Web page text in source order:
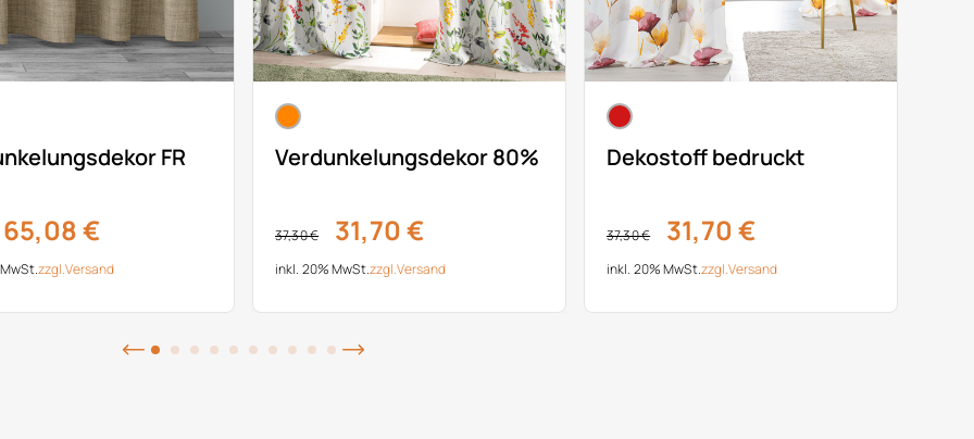
FR
65,08 €
zzgl.Versand
Verdunkelungsdekor 80%
37,30 € 31,70 €
inkl. 20% MwSt.zzgl.Versand
Dekostoff bedruckt
37,30 € 31,70 €
inkl. 20% MwSt.zzgl.Versand